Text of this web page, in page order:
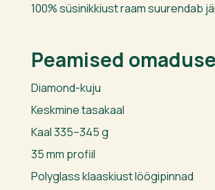
100% süsinikkiust raam suurendab
Peamised
Diamond-kuju
Keskmine tasakaal
Kaal 335–345 g
35 mm profiil
Polyglass klaaskiust löögipinnad